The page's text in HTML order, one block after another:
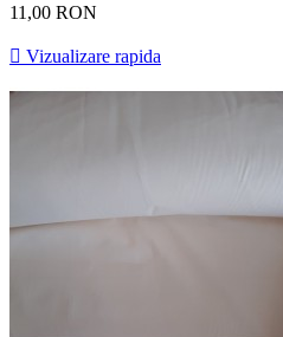
11,00 RON
 Vizualizare rapida